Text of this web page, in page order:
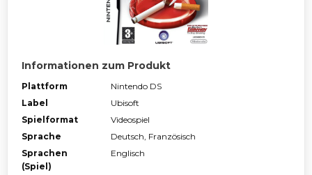
Informationen zum Produkt
Plattform
Nintendo DS
Label
Ubisoft
Spielformat
Videospiel
Sprache
Deutsch, Französisch
Sprachen
(Spiel)
Englisch